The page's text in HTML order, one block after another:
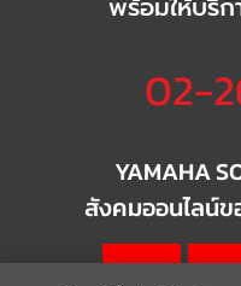
พร้อมให้บริ
02-
YAMAHA
สังคมออนไลน์ข